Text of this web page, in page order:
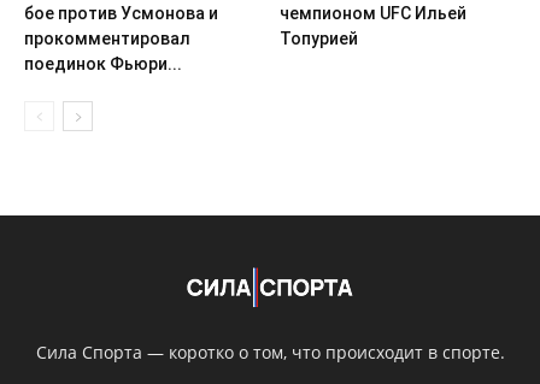
бое против Усмонова и
прокомментировал
поединок Фьюри...
чемпионом UFC Ильей
Топурией
Сила Спорта — коротко о том, что происходит в спорте.